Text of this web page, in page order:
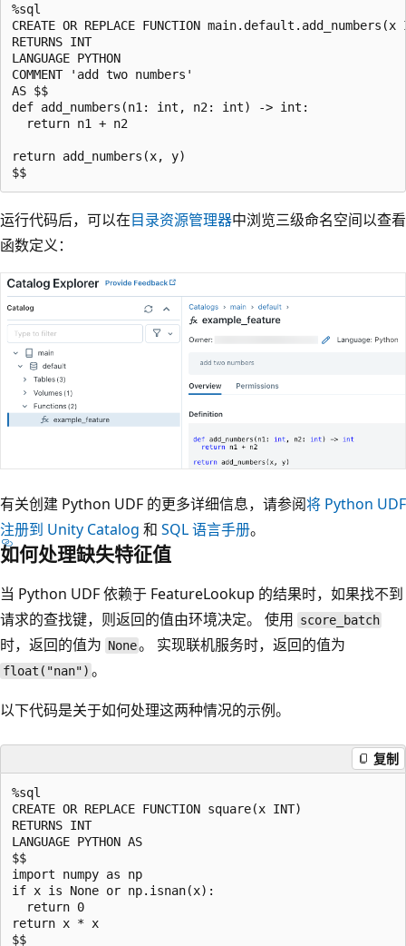
%sql
CREATE OR REPLACE FUNCTION
RETURNS INT
LANGUAGE PYTHON
COMMENT 'add two numbers'
AS $$
def add_numbers(n1: int, n2: int) -> int:
  return n1 + n2
return add_numbers(x, y)
运行代码后，可以在目录资源管理器中浏览三级命名空间以查看
函数定义：
有关创建 Python UDF 的更多详细信息，请参阅将 Python UDF
注册到 Unity Catalog 和 SQL 语言手册。
如何处理缺失特征值
当 Python UDF 依赖于 FeatureLookup 的结果时，如果找不到
请求的查找键，则返回的值由环境决定。 使用 score_batch
时，返回的值为 None。 实现联机服务时，返回的值为
float("nan") 。
以下代码是关于如何处理这两种情况的示例。
复制
%sql
CREATE OR REPLACE FUNCTION square(x INT)
RETURNS INT
LANGUAGE PYTHON AS
$$
import numpy as np
if x is None or np.isnan(x):
  return 0
return x * x